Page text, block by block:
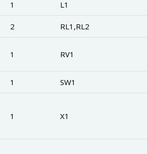
1 L1
2 RL1,RL2
1 RV1
1 SW1
1 X1